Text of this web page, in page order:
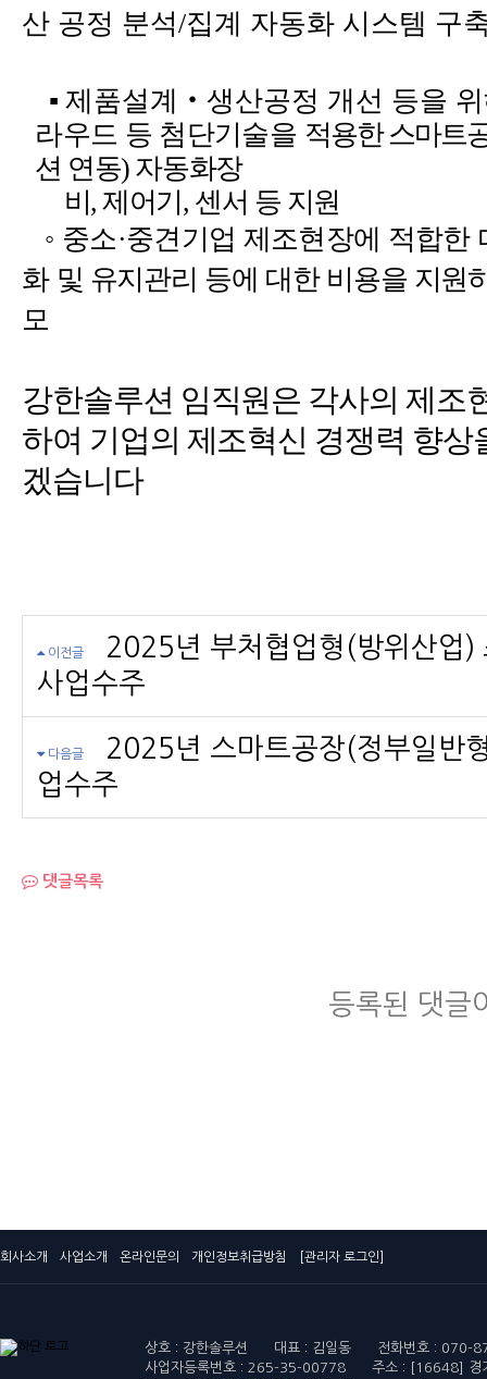
산 공정 분석/집계 자동화 시스템 구
▪ 제품설계 ‧ 생산공정 개선 등을
라우드 등 첨단기술을 적용한 스마트
션 연동) 자동화장
비 ,제어기 , 센서 등 지원
◦ 중소·중견기업 제조현장에 적합한
화 및 유지관리 등에 대한 비용을 지원
모
강한솔루션 임직원은 각사의 제조
하여 기업의 제조혁신 경쟁력 향
겠습니다
이전글
2025년 부처협업형(방위산업)
사업수주
다음글
2025년 스마트공장(정부일반
업수주
댓글목록
등록된 댓글
회사소개 사업소개 온라인문의 개인정보취급방침 [관리자 로그인]
상호 : 강한솔루션 대표 : 김일동 전화번호 :
사업자등록번호 : 265-35-00778 주소 : [16648] 경기